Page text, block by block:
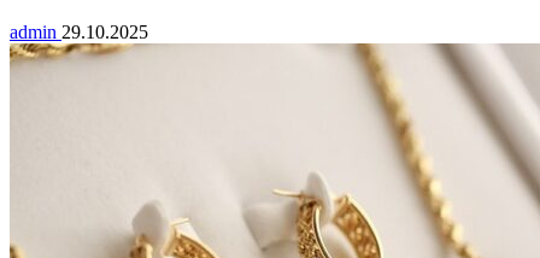
admin 29.10.2025